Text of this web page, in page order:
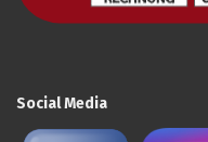
Social Media